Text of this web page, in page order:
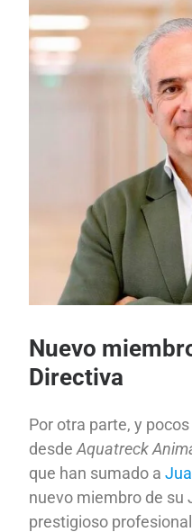
Nuevo
Directiva
Por otra parte, y
desdeAquatreck
que han sumado a
nuevo miembro de su
prestigioso